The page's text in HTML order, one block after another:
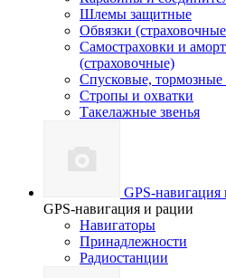
Шлемы защитные
Обвязки
Самостраховки и
(страховочные)
Спусковые, тормозные
Стропы и охватки
Такелажные звенья
GPS-навигация
GPS-навигация и рации
Навигаторы
Принадлежности
Радиостанции